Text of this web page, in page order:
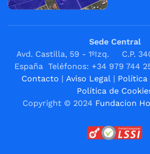
Sede Central
Avd. Castilla, 59 - 1ºIzq. C.P.
España Teléfonos: +34 979 744
Contacto | Aviso Legal | Política
Política de
Copyright © 2024 Fundacion